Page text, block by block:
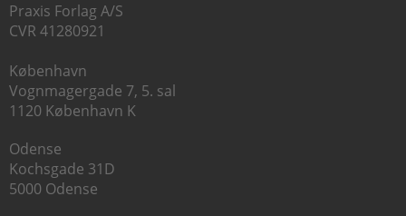
Praxis Forlag A/S
CVR 41280921
København
Vognmagergade 7, 5. sal
1120 København K
Odense
Kochsgade 31D
5000 Odense